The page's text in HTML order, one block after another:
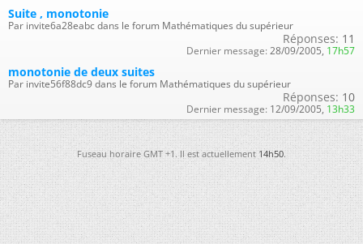
Suite , monotonie
Par invite6a28eabc dans le forum Mathématiques du supérieur
Réponses: 11
Dernier message: 28/09/2005, 17h57
monotonie de deux suites
Par invite56f88dc9 dans le forum Mathématiques du supérieur
Réponses: 10
Dernier message: 12/09/2005, 13h33
Fuseau horaire GMT +1. Il est actuellement14h50.